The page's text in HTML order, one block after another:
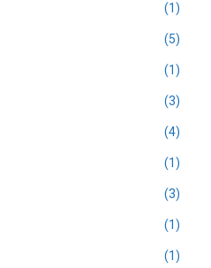
(1)
(5)
(1)
(3)
(4)
(1)
(3)
(1)
(1)